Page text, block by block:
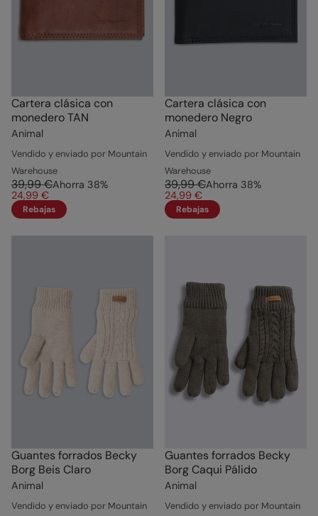
Cartera clásica con
monedero TAN
Animal
Vendido y enviado por Mountain
Warehouse
39,99 €Ahorra 38%
24,99 €
Rebajas
Cartera clásica con
monedero Negro
Animal
Vendido y enviado por Mountain
Warehouse
39,99 €Ahorra 38%
24,99 €
Rebajas
Guantes forrados Becky
Borg Beis Claro
Animal
Vendido y enviado por Mountain
Guantes forrados Becky
Borg Caqui Pálido
Animal
Vendido y enviado por Mountain